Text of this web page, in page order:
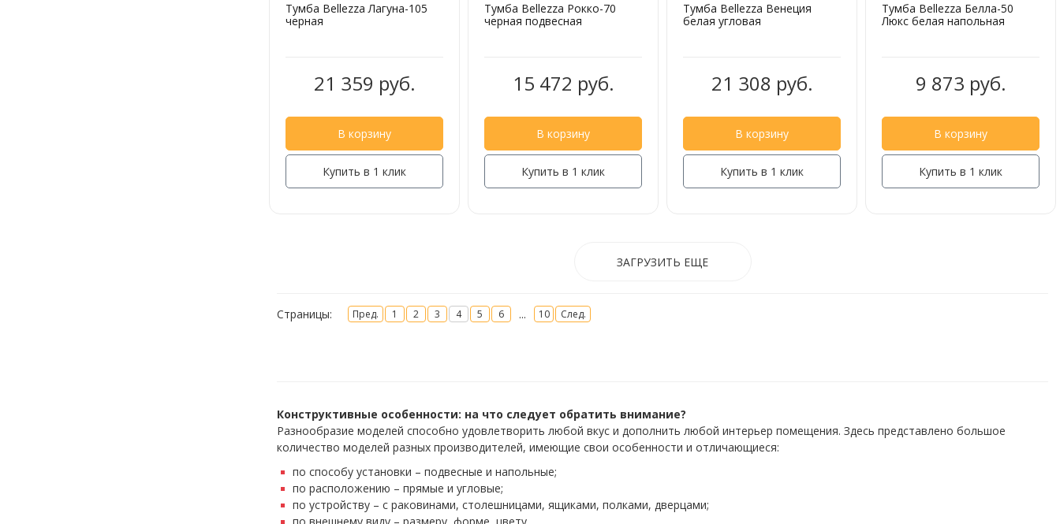
Тумба Bellezza Лагуна-105
черная
21 359 руб.
В корзину
Купить в 1 клик
Тумба Bellezza Рокко-70
черная подвесная
15 472 руб.
В корзину
Купить в 1 клик
Тумба Bellezza Венеция
белая угловая
21 308 руб.
В корзину
Купить в 1 клик
Тумба Bellezza Белла-50
Люкс белая напольная
9 873 руб.
В корзину
Купить в 1 клик
ЗАГРУЗИТЬ ЕЩЕ
Страницы: Пред. 1 2 3 4 5 6 ... 10 След.
Конструктивные особенности: на что следует обратить внимание?
Разнообразие моделей способно удовлетворить любой вкус и дополнить любой интерьер помещения. Здесь представлено большое
количество моделей разных производителей, имеющие свои особенности и отличающиеся:
по способу установки – подвесные и напольные;
по расположению – прямые и угловые;
по устройству – с раковинами, столешницами, ящиками, полками, дверцами;